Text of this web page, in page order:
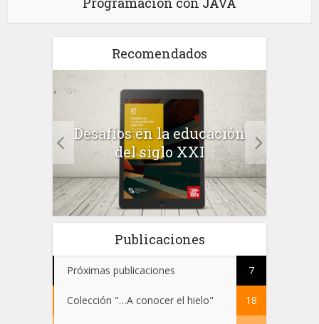
Recomendados
Desafíos en la educación
del siglo XXI
Publicaciones
Próximas publicaciones 7
Colección "…A conocer el hielo" 18